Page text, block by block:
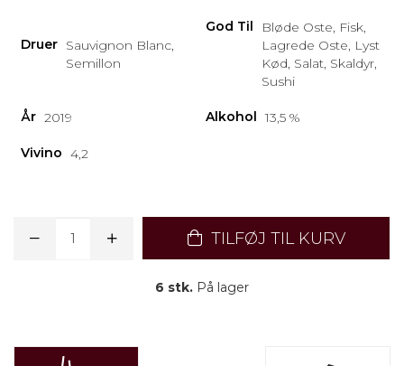
Druer Sauvignon Blanc,
Semillon
God Til
Bløde Oste, Fisk,
Lagrede Oste, Lyst
Kød, Salat, Skaldyr,
Sushi
År 2019 Alkohol 13,5 %
Vivino 4,2
TILFØJ TIL KURV
6 stk. På lager